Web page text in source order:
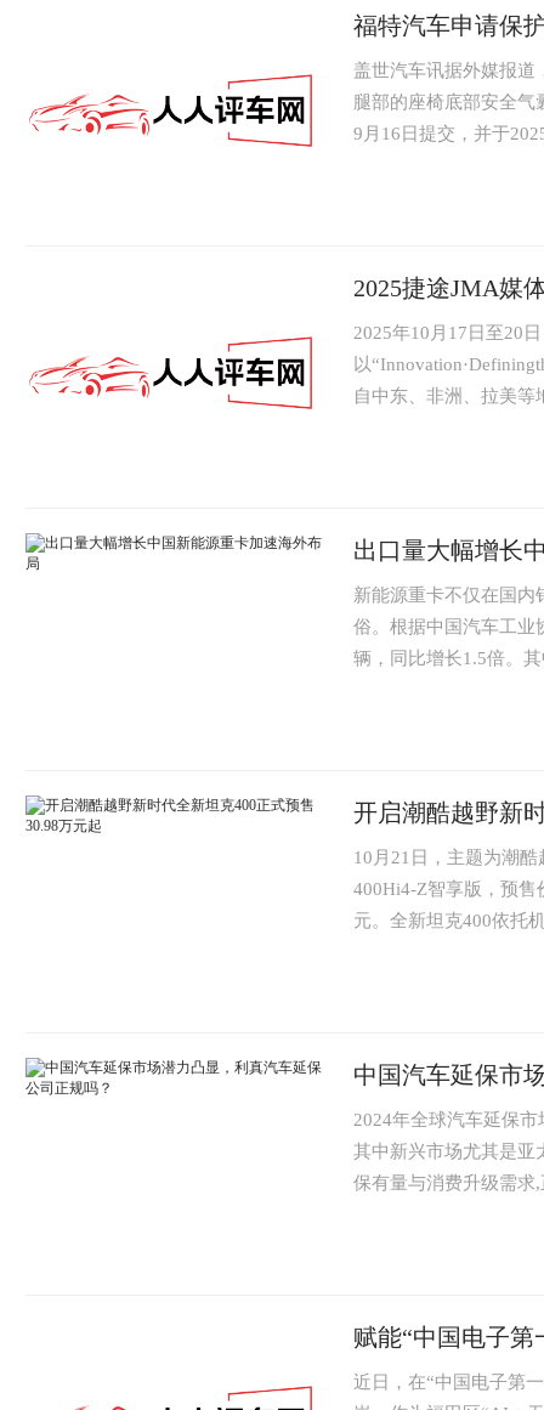
福特汽车申请保
盖世汽车讯据外媒报道
腿部的座椅底部安全气
9月16日提交，并于
2025捷途JMA媒
2025年10月17日至20
以
自中东、非洲、拉美
出口量大幅增长
新能源重卡不仅在国内
俗。根据中国汽车工业
辆，同比增长1.5倍。
开启潮酷越野新
10月21日，主题为潮
400Hi4-Z智享版，预售
元。全新坦克400依托
中国汽车延保市
2024年全球汽车延保
其中新兴市场尤其是亚
保有量与消费升级需求
赋能“中国电子
近日，在“中国电子第